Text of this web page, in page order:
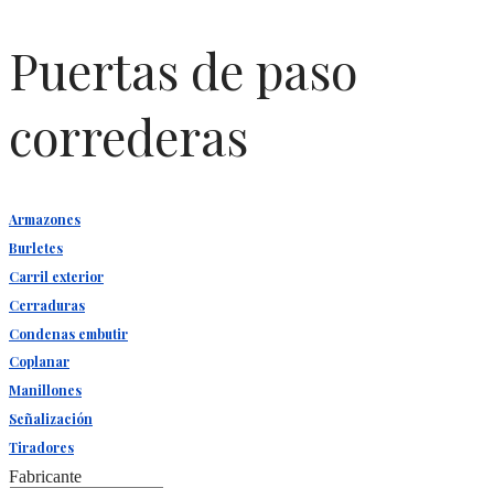
Puertas de paso
correderas
Armazones
Burletes
Carril exterior
Cerraduras
Condenas embutir
Coplanar
Manillones
Señalización
Tiradores
Fabricante